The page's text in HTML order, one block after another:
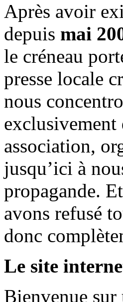
Après avoir
depuis mai
le créneau
presse locale
nous
exclusivement
association,
jusqu’ici à
propagande.
avons refusé
donc
Le site
Bienvenue sur